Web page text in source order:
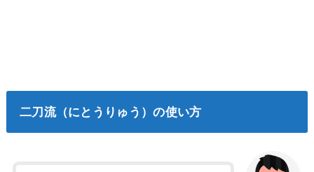
二刀流（にとうりゅう）の使い方